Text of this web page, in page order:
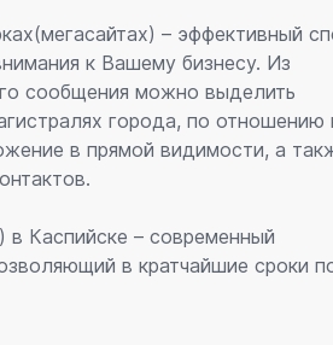
– эффективный
к Вашему бизнесу. Из
сообщения можно выделить
города, по отношению
в прямой видимости, а
в Каспийске – современный
в кратчайшие сроки